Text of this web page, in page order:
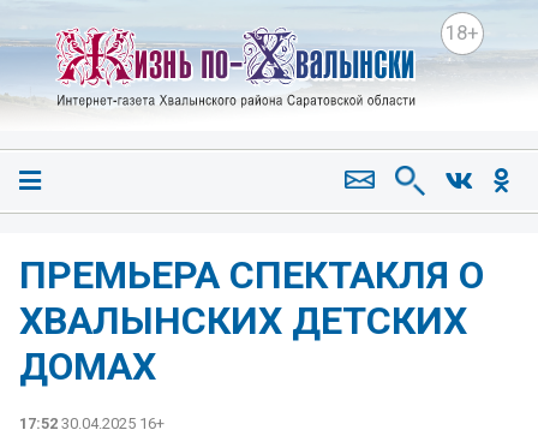
18+
ПРЕМЬЕРА СПЕКТАКЛЯ О
ХВАЛЫНСКИХ ДЕТСКИХ
ДОМАХ
17:52 30.04.2025 16+